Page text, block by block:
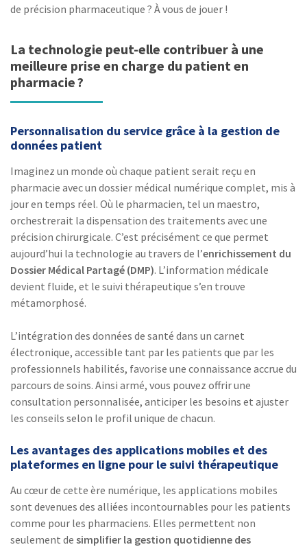
de précision pharmaceutique ? À vous de jouer !
La technologie peut-elle contribuer à une
meilleure prise en charge du patient en
pharmacie ?
Personnalisation du service grâce à la gestion de
données patient
Imaginez un monde où chaque patient serait reçu en
pharmacie avec un dossier médical numérique complet, mis à
jour en temps réel. Où le pharmacien, tel un maestro,
orchestrerait la dispensation des traitements avec une
précision chirurgicale. C’est précisément ce que permet
aujourd’hui la technologie au travers de l’enrichissement du
Dossier Médical Partagé (DMP). L’information médicale
devient fluide, et le suivi thérapeutique s’en trouve
métamorphosé.
L’intégration des données de santé dans un carnet
électronique, accessible tant par les patients que par les
professionnels habilités, favorise une connaissance accrue du
parcours de soins. Ainsi armé, vous pouvez offrir une
consultation personnalisée, anticiper les besoins et ajuster
les conseils selon le profil unique de chacun.
Les avantages des applications mobiles et des
plateformes en ligne pour le suivi thérapeutique
Au cœur de cette ère numérique, les applications mobiles
sont devenues des alliées incontournables pour les patients
comme pour les pharmaciens. Elles permettent non
seulement de simplifier la gestion quotidienne des